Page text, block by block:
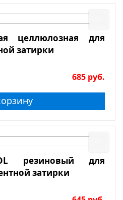
целлюлозная для
затирки
685 руб.
резиновый для
затирки